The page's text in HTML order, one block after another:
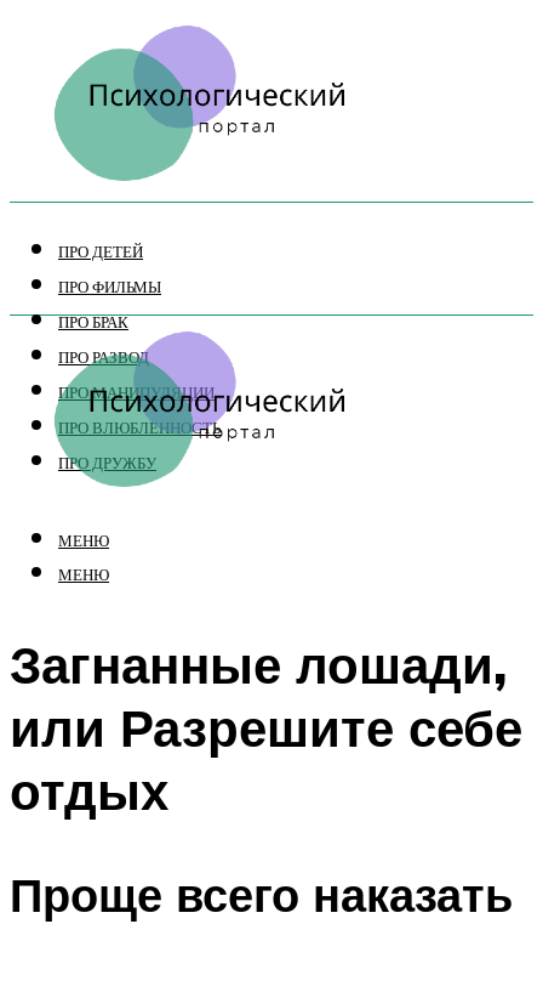
ПРО ДЕТЕЙ
ПРО ФИЛЬМЫ
ПРО БРАК
ПРО РАЗВОД
ПРО МАНИПУЛЯЦИИ
ПРО ВЛЮБЛЕННОСТЬ
ПРО ДРУЖБУ
МЕНЮ
МЕНЮ
Загнанные лошади,
или Разрешите себе
отдых
Проще всего наказать